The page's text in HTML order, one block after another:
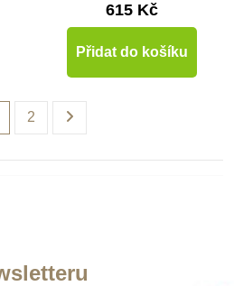
615 Kč
Přidat do košíku
2